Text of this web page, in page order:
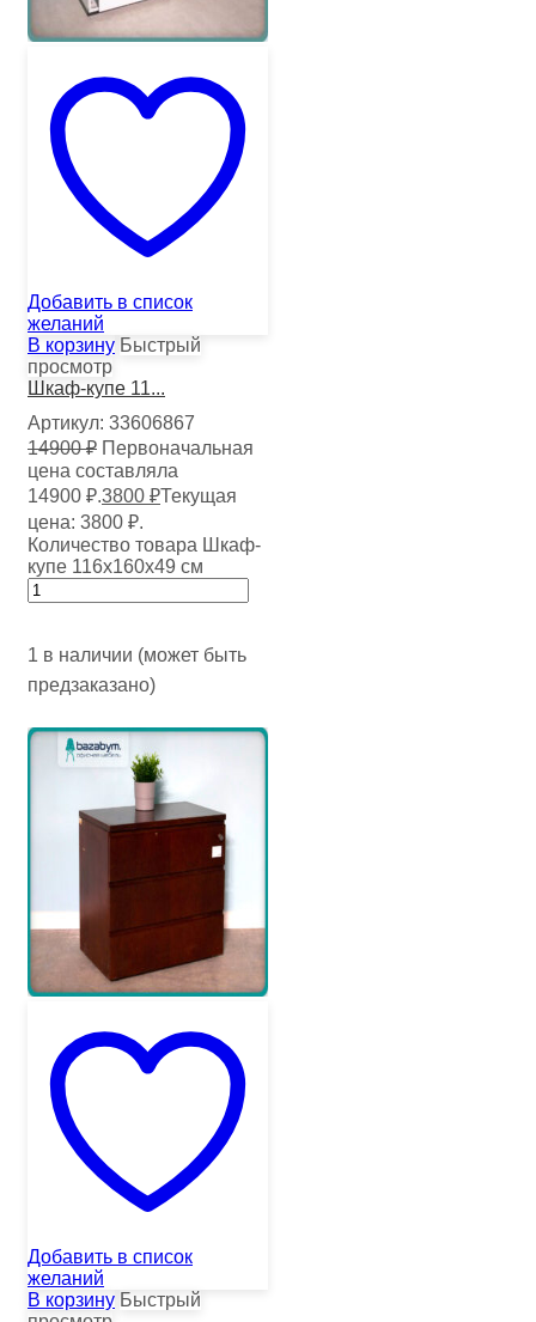
Добавить в список
желаний
В корзину Быстрый
просмотр
Шкаф-купе 11...
Артикул: 33606867
14900₽ Первоначальная
цена составляла
14900 ₽.3800 ₽Текущая
цена: 3800 ₽.
Количество товара Шкаф-
купе 116х160х49 см
1 в наличии (может быть
предзаказано)
Добавить в список
желаний
В корзину Быстрый